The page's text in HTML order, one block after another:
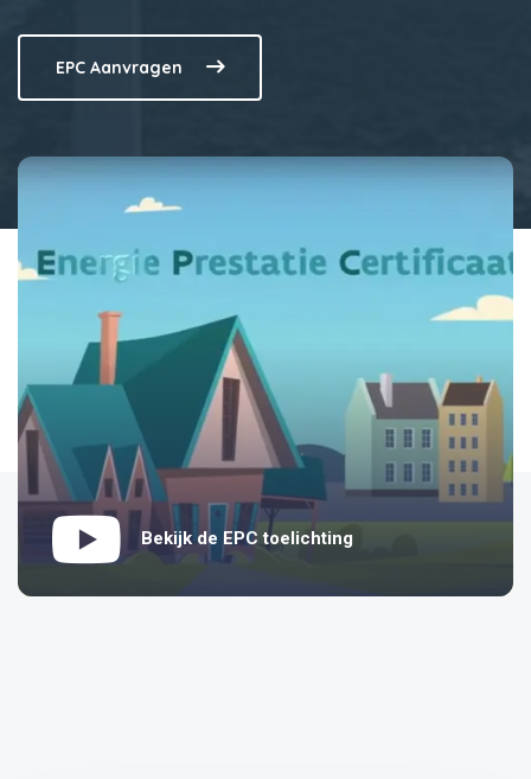
EPC Aanvragen
Bekijk de EPC toelichting